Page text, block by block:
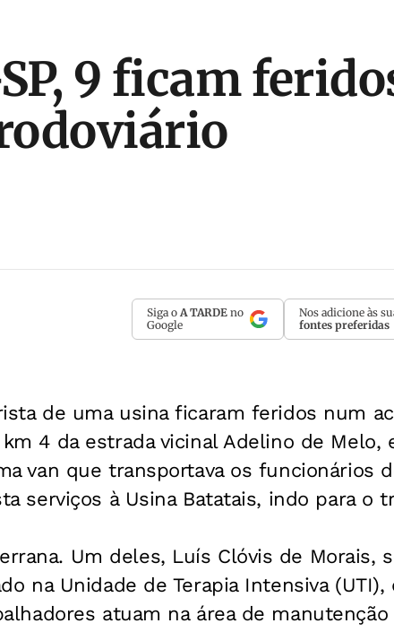
9 ficam
Siga o A TARDE no
Google
Nos adicione às
fontes preferidas
de uma usina ficaram feridos num
4 da estrada vicinal Adelino de Melo,
van que transportava os funcionários
serviços à Usina Batatais, indo para o
Um deles, Luís Clóvis de Morais,
na Unidade de Terapia Intensiva (UTI),
atuam na área de manutenção